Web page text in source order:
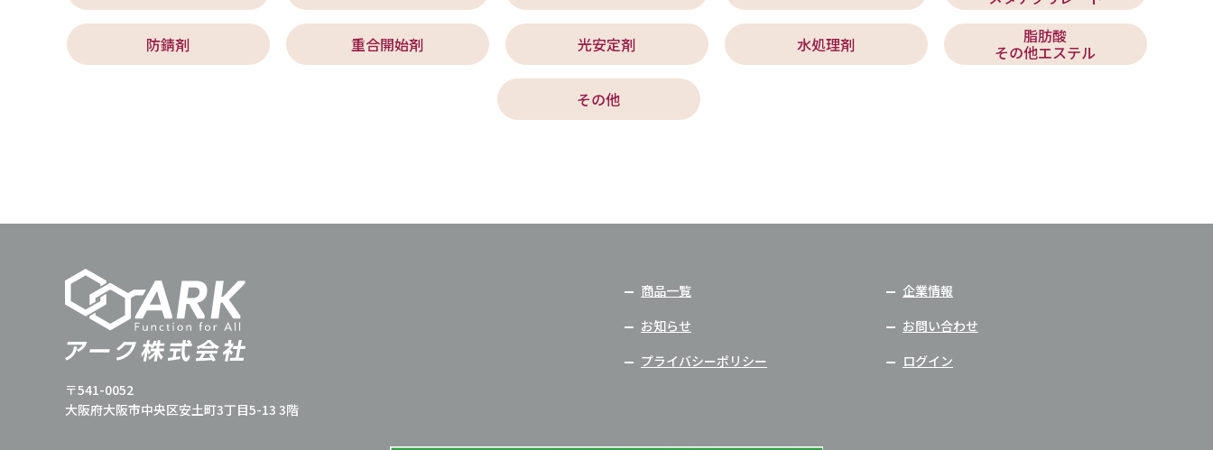
防錆剤 重合開始剤 光安定剤 水処理剤 脂肪酸
その他エステル
その他
〒541-0052
大阪府大阪市中央区安土町3丁目5-13 3階
商品一覧
企業情報
お知らせ
お問い合わせ
プライバシーポリシー
ログイン